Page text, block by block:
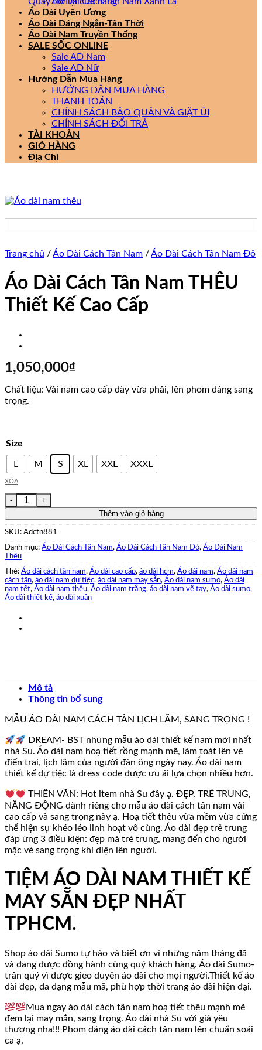
Áo Dài Uyên Ương
Áo Dài Dáng Ngắn-Tân Thời
Áo Dài Nam Truyền Thống
SALE SỐC ONLINE
Sale AD Nam
Sale AD Nữ
Hướng Dẫn Mua Hàng
HƯỚNG DẪN MUA HÀNG
THANH TOÁN
CHÍNH SÁCH BẢO QUẢN VÀ GIẶT ỦI
CHÍNH SÁCH ĐỔI TRẢ
TÀI KHOẢN
GIỎ HÀNG
Địa Chỉ
Trang chủ /Áo Dài Cách Tân Nam /Áo Dài Cách Tân Nam Đỏ
Áo Dài Cách Tân Nam THÊU
Thiết Kế Cao Cấp
1,050,000₫
Chất liệu: Vải nam cao cấp dày vừa phải, lên phom dáng sang
trọng.
Size
L M S XL XXL XXXL
XÓA
Áo Dài Cách Tân Nam THÊU Thiết Kế Cao Cấp số lượng
Thêm vào giỏ hàng
SKU: Adctn881
Danh mục: Áo Dài Cách Tân Nam, Áo Dài Cách Tân Nam Đỏ, Áo Dài Nam
Thêu
Thẻ: Áo dài cách tân nam, Áo dài cao cấp, áo dài hcm, Áo dài nam, Áo dài nam
cách tân, áo dài nam dự tiệc, áo dài nam may sẵn, Áo dài nam sumo, Áo dài
nam tết, Áo dài nam thêu, Áo dài nam trắng, áo dài nam vẽ tay, Áo dài sumo,
Áo dài thiết kế, áo dài xuân
Mô tả
Thông tin bổ sung
MẪU ÁO DÀI NAM CÁCH TÂN LỊCH LÃM, SANG TRỌNG !
DREAM- BST những mẫu áo dài thiết kế nam mới nhất
nhà Su. Áo dài nam hoạ tiết rồng mạnh mẽ, làm toát lên vẻ
điển trai, lịch lãm của người đàn ông ngày nay. Áo dài nam
thiết kế dự tiệc là dress code được ưu ái lựa chọn nhiều hơn.
THIÊN VĂN: Hot item nhà Su đây ạ. ĐẸP, TRẺ TRUNG,
NĂNG ĐỘNG dành riêng cho mẫu áo dài cách tân nam vải
cao cấp và sang trọng này ạ. Hoạ tiết thêu vừa mềm vừa cứng
thể hiện sự khéo léo linh hoạt vô cùng. Áo dài đẹp trẻ trung
đáp ứng 3 điều kiện: đẹp mà trẻ trung, mang đến cho người
mặc vẻ sang trọng khi diện lên người.
TIỆM ÁO DÀI NAM THIẾT KẾ
MAY SẴN ĐẸP NHẤT
TPHCM.
Shop áo dài Sumo tự hào và biết ơn vì những năm tháng đã
và đang được đồng hành cùng quý khách hàng. Áo dài Sumo-
trân quý vì được gieo duyên áo dài cho mọi người.Thiết kế áo
dài đẹp, đa dạng mẫu mã, phù hợp thời trang áo dài hiện đại.
Mua ngay áo dài cách tân nam hoạ tiết thêu mạnh mẽ
đem lại may mắn, sang trọng. Áo dài nhà Su với giá yêu
thương nha!!! Phom dáng áo dài cách tân nam lên chuẩn soái
ca ạ.